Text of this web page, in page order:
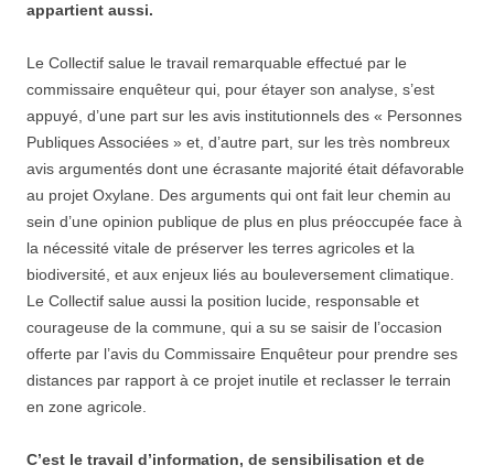
appartient aussi.
Le Collectif salue le travail remarquable effectué par le
commissaire enquêteur qui, pour étayer son analyse, s’est
appuyé, d’une part sur les avis institutionnels des « Personnes
Publiques Associées » et, d’autre part, sur les très nombreux
avis argumentés dont une écrasante majorité était défavorable
au projet Oxylane. Des arguments qui ont fait leur chemin au
sein d’une opinion publique de plus en plus préoccupée face à
la nécessité vitale de préserver les terres agricoles et la
biodiversité, et aux enjeux liés au bouleversement climatique.
Le Collectif salue aussi la position lucide, responsable et
courageuse de la commune, qui a su se saisir de l’occasion
offerte par l’avis du Commissaire Enquêteur pour prendre ses
distances par rapport à ce projet inutile et reclasser le terrain
en zone agricole.
C’est le travail d’information, de sensibilisation et de